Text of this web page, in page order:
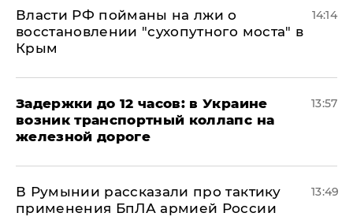
Власти РФ пойманы на лжи о
восстановлении "сухопутного моста" в
Крым
14:14
Задержки до 12 часов: в Украине
возник транспортный коллапс на
железной дороге
13:57
В Румынии рассказали про тактику
применения БпЛА армией России
13:49